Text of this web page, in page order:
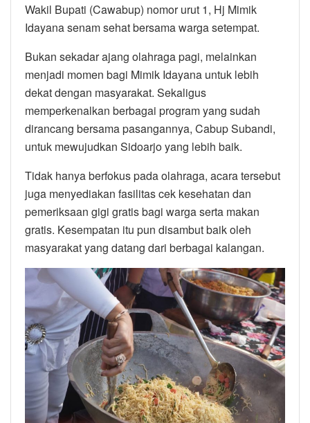
Wakil Bupati (Cawabup) nomor urut 1, Hj Mimik
Idayana senam sehat bersama warga setempat.
Bukan sekadar ajang olahraga pagi, melainkan
menjadi momen bagi Mimik Idayana untuk lebih
dekat dengan masyarakat. Sekaligus
memperkenalkan berbagai program yang sudah
dirancang bersama pasangannya, Cabup Subandi,
untuk mewujudkan Sidoarjo yang lebih baik.
Tidak hanya berfokus pada olahraga, acara tersebut
juga menyediakan fasilitas cek kesehatan dan
pemeriksaan gigi gratis bagi warga serta makan
gratis. Kesempatan itu pun disambut baik oleh
masyarakat yang datang dari berbagai kalangan.